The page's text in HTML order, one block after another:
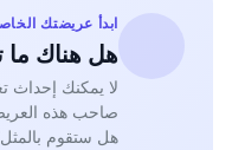
ابدأ عريضتك
هل هناك ما
لا يمكنك إحداث
صاحب هذه
هل ستقوم